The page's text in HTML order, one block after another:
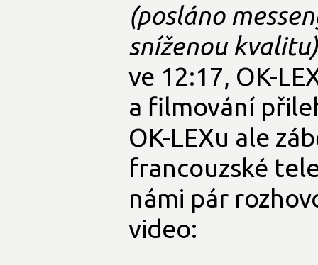
(posláno
sníženou kvalitu)
ve 12:17, OK-
a filmování
OK-LEXu ale
francouzské
námi pár
video: